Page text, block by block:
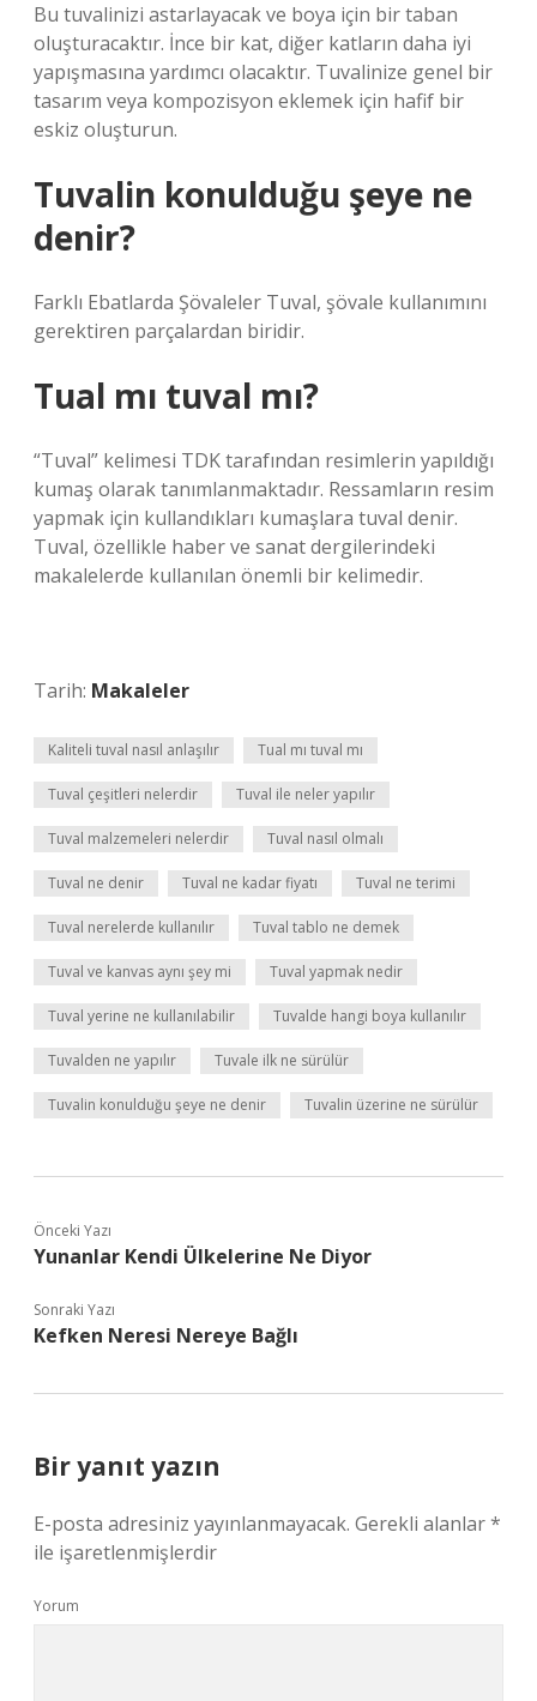
Bu tuvalinizi astarlayacak ve boya için bir taban
oluşturacaktır. İnce bir kat, diğer katların daha iyi
yapışmasına yardımcı olacaktır. Tuvalinize genel bir
tasarım veya kompozisyon eklemek için hafif bir
eskiz oluşturun.
Tuvalin konulduğu şeye ne
denir?
Farklı Ebatlarda Şövaleler Tuval, şövale kullanımını
gerektiren parçalardan biridir.
Tual mı tuval mı?
“Tuval” kelimesi TDK tarafından resimlerin yapıldığı
kumaş olarak tanımlanmaktadır. Ressamların resim
yapmak için kullandıkları kumaşlara tuval denir.
Tuval, özellikle haber ve sanat dergilerindeki
makalelerde kullanılan önemli bir kelimedir.
Tarih: Makaleler
Kaliteli tuval nasıl anlaşılır Tual mı tuval mı
Tuval çeşitleri nelerdir Tuval ile neler yapılır
Tuval malzemeleri nelerdir Tuval nasıl olmalı
Tuval ne denir Tuval ne kadar fiyatı Tuval ne terimi
Tuval nerelerde kullanılır Tuval tablo ne demek
Tuval ve kanvas aynı şey mi Tuval yapmak nedir
Tuval yerine ne kullanılabilir Tuvalde hangi boya kullanılır
Tuvalden ne yapılır Tuvale ilk ne sürülür
Tuvalin konulduğu şeye ne denir Tuvalin üzerine ne sürülür
Önceki Yazı
Yunanlar Kendi Ülkelerine Ne Diyor
Sonraki Yazı
Kefken Neresi Nereye Bağlı
Bir yanıt yazın
E-posta adresiniz yayınlanmayacak. Gerekli alanlar*
ile işaretlenmişlerdir
Yorum